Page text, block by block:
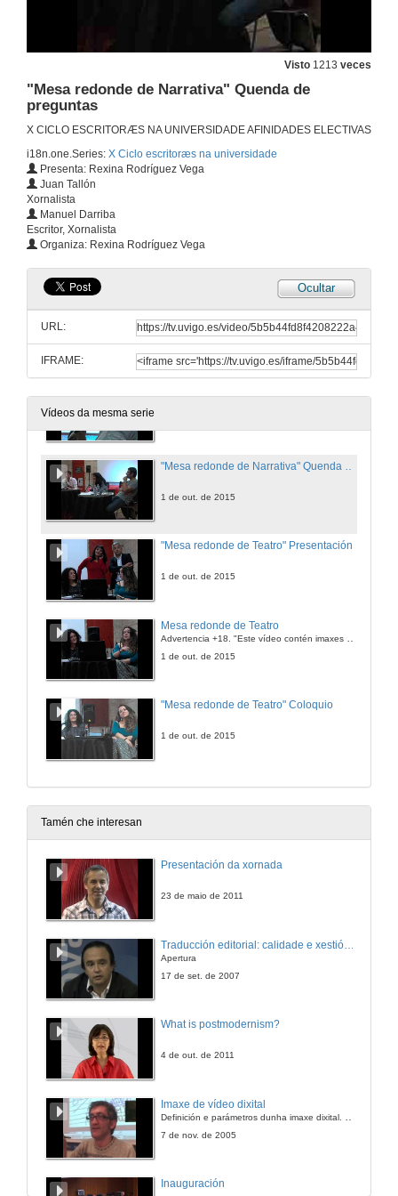
Visto 1213 veces
"Mesa redonde de Narrativa" Quenda de
preguntas
X CICLO ESCRITORÆS NA UNIVERSIDADE AFINIDADES ELECTIVAS
i18n.one.Series: X Ciclo escritoræs na universidade
Presenta: Rexina Rodríguez Vega
Juan Tallón
Xornalista
Manuel Darriba
Escritor, Xornalista
Organiza: Rexina Rodríguez Vega
Ocultar
URL:
IFRAME:
Vídeos da mesma serie
1 de out. de 2015
1 de out. de 2015
"Mesa redonde de Teatro" Presentación
1 de out. de 2015
Mesa redonde de Teatro
Advertencia +18. "Este vídeo contén imaxes con carácter explícito que poden xerar susceptibilidade no espectador.
1 de out. de 2015
"Mesa redonde de Teatro" Coloquio
1 de out. de 2015
Tamén che interesan
Presentación da xornada
23 de maio de 2011
Apertura
17 de set. de 2007
What is postmodernism?
4 de out. de 2011
Imaxe de vídeo dixital
Definición e parámetros dunha imaxe dixital. Resolución e Aspecto. Profundidade da cor. Compresión. Frame por segundo. Entrelazado. Campos, cadros
7 de nov. de 2005
Inauguración